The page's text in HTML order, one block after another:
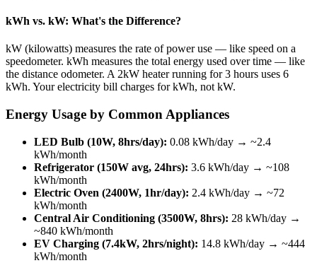
kWh vs. kW: What's the Difference?
kW (kilowatts) measures the rate of power use — like speed on a
speedometer. kWh measures the total energy used over time — like
the distance odometer. A 2kW heater running for 3 hours uses 6
kWh. Your electricity bill charges for kWh, not kW.
Energy Usage by Common Appliances
LED Bulb (10W, 8hrs/day): 0.08 kWh/day → ~2.4
kWh/month
Refrigerator (150W avg, 24hrs): 3.6 kWh/day → ~108
kWh/month
Electric Oven (2400W, 1hr/day): 2.4 kWh/day → ~72
kWh/month
Central Air Conditioning (3500W, 8hrs): 28 kWh/day →
~840 kWh/month
EV Charging (7.4kW, 2hrs/night): 14.8 kWh/day → ~444
kWh/month